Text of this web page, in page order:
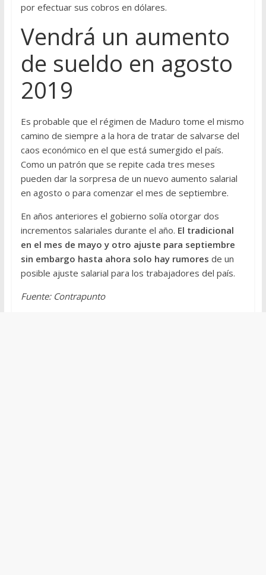
por efectuar sus cobros en dólares.
Vendrá un aumento
de sueldo en agosto
2019
Es probable que el régimen de Maduro tome el mismo
camino de siempre a la hora de tratar de salvarse del
caos económico en el que está sumergido el país.
Como un patrón que se repite cada tres meses
pueden dar la sorpresa de un nuevo aumento salarial
en agosto o para comenzar el mes de septiembre.
En años anteriores el gobierno solía otorgar dos
incrementos salariales durante el año. El tradicional
en el mes de mayo y otro ajuste para septiembre
sin embargo hasta ahora solo hay rumores de un
posible ajuste salarial para los trabajadores del país.
Fuente: Contrapunto